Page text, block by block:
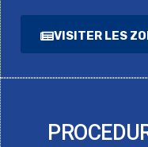
VISITER LES